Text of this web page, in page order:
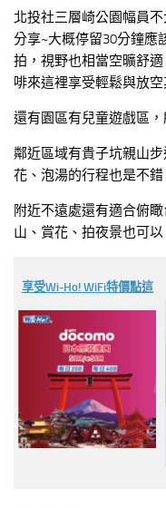
北投社三層崎公園幅員
分享~大概停留30分鐘應
拍，視野也相當空曠舒
啡來這裡享受輕鬆與放空
還有園區有兒童遊戲區
鄰近區域有貴子坑親山
花、泡湯的行程也是不錯
附近不遠處還有適合俯
山、賞花、拍夜景也可以
享受Wi-Ho! WiFi特價點這